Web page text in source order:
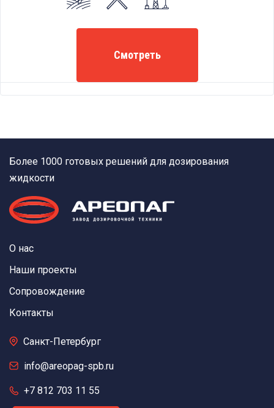
Смотреть
Более 1000 готовых решений для дозирования
жидкости
О нас
Наши проекты
Сопровождение
Контакты
Санкт-Петербург
info@areopag-spb.ru
+7 812 703 11 55